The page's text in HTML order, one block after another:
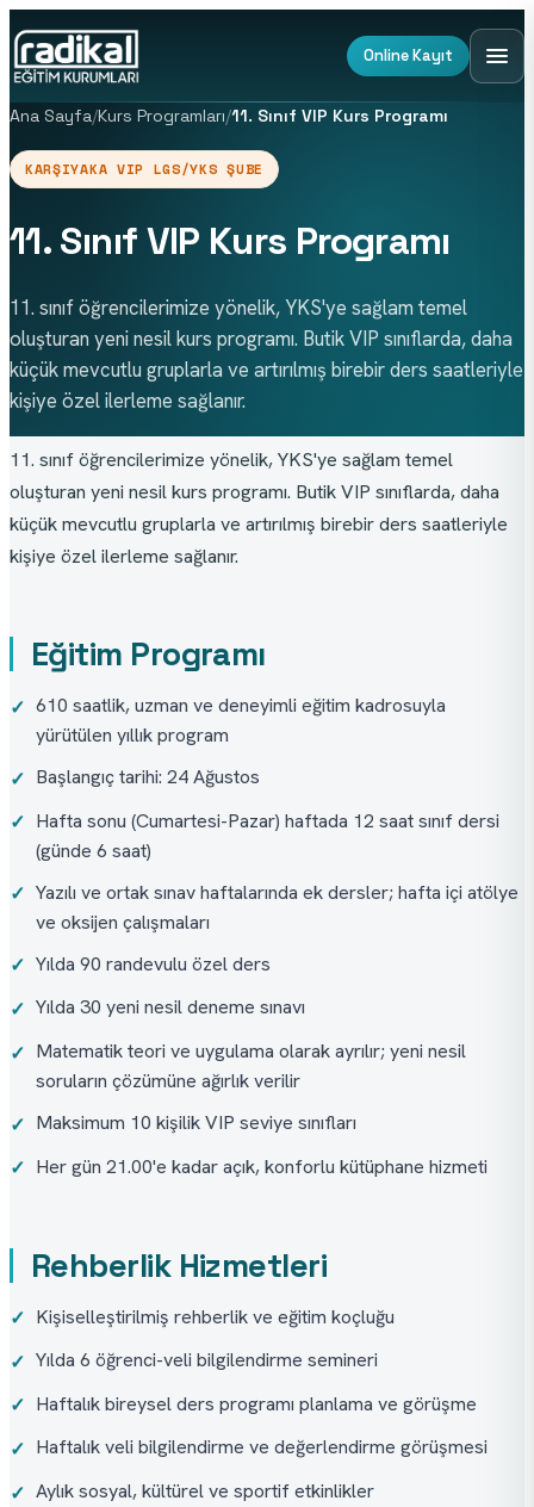
Online Kayıt
Ana Sayfa/Kurs Programları/11. Sınıf VIP Kurs Programı
KARŞIYAKA VIP LGS/YKS ŞUBE
11. Sınıf VIP Kurs Programı
11. sınıf öğrencilerimize yönelik, YKS'ye sağlam temel
oluşturan yeni nesil kurs programı. Butik VIP sınıflarda, daha
küçük mevcutlu gruplarla ve artırılmış birebir ders saatleriyle
kişiye özel ilerleme sağlanır.
11. sınıf öğrencilerimize yönelik, YKS'ye sağlam temel
oluşturan yeni nesil kurs programı. Butik VIP sınıflarda, daha
küçük mevcutlu gruplarla ve artırılmış birebir ders saatleriyle
kişiye özel ilerleme sağlanır.
Eğitim Programı
✓ 610 saatlik, uzman ve deneyimli eğitim kadrosuyla
yürütülen yıllık program
✓ Başlangıç tarihi: 24 Ağustos
✓ Hafta sonu (Cumartesi-Pazar) haftada 12 saat sınıf dersi
(günde 6 saat)
✓ Yazılı ve ortak sınav haftalarında ek dersler; hafta içi atölye
ve oksijen çalışmaları
✓ Yılda 90 randevulu özel ders
✓ Yılda 30 yeni nesil deneme sınavı
✓ Matematik teori ve uygulama olarak ayrılır; yeni nesil
soruların çözümüne ağırlık verilir
✓ Maksimum 10 kişilik VIP seviye sınıfları
✓ Her gün 21.00'e kadar açık, konforlu kütüphane hizmeti
Rehberlik Hizmetleri
✓ Kişiselleştirilmiş rehberlik ve eğitim koçluğu
✓ Yılda 6 öğrenci-veli bilgilendirme semineri
✓ Haftalık bireysel ders programı planlama ve görüşme
✓ Haftalık veli bilgilendirme ve değerlendirme görüşmesi
✓ Aylık sosyal, kültürel ve sportif etkinlikler